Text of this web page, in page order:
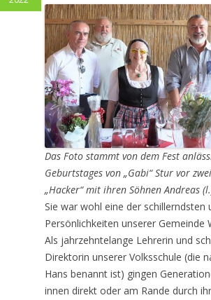
Das Foto stammt von dem Fest
Geburtstages von „Gabi“ Stur vor
„Hacker“ mit ihren Söhnen Andreas
Sie war wohl eine der schillerndsten
Persönlichkeiten unserer Gemeinde
Als jahrzehntelange Lehrerin und
Direktorin unserer Volksschule (die
Hans benannt ist) gingen
innen direkt oder am Rande durch